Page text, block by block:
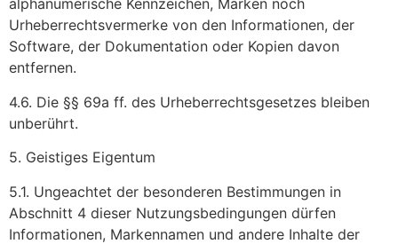
alphanumerische Kennzeichen, Marken noch
Urheberrechtsvermerke von den Informationen, der
Software, der Dokumentation oder Kopien davon
entfernen.
4.6. Die §§ 69a ff. des Urheberrechtsgesetzes bleiben
unberührt.
5. Geistiges Eigentum
5.1. Ungeachtet der besonderen Bestimmungen in
Abschnitt 4 dieser Nutzungsbedingungen dürfen
Informationen, Markennamen und andere Inhalte der